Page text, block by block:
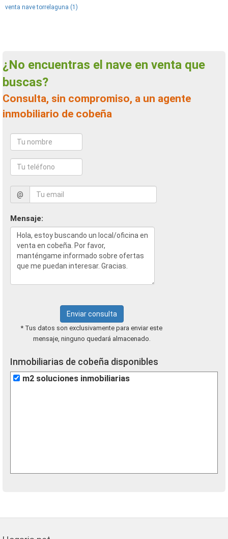
venta nave torrelaguna (1)
¿No encuentras el nave en venta que
buscas?
Consulta, sin compromiso, a un agente
inmobiliario de cobeña
@
Mensaje:
Enviar consulta
* Tus datos son exclusivamente para enviar este
mensaje, ninguno quedará almacenado.
Inmobiliarias de cobeña disponibles
m2 soluciones inmobiliarias